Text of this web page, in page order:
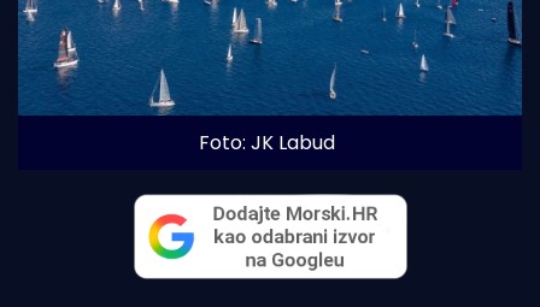
Foto: JK Labud